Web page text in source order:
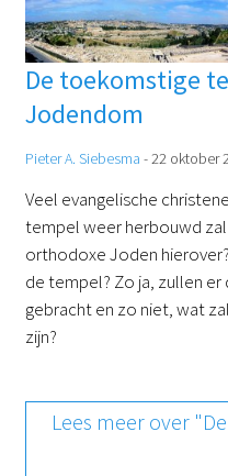
De toekomstige
Jodendom
Pieter A. Siebesma -22 oktober
Veel evangelische
tempel weer herbouwd
orthodoxe Joden
de tempel? Zo ja, zullen
gebracht en zo niet, wat
zijn?
Lees meer over